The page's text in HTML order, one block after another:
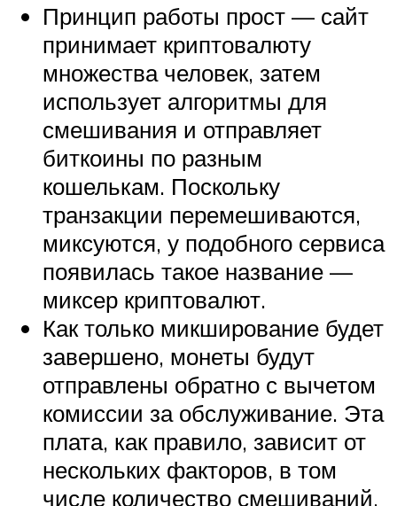
Принцип работы прост — сайт
принимает криптовалюту
множества человек, затем
использует алгоритмы для
смешивания и отправляет
биткоины по разным
кошелькам. Поскольку
транзакции перемешиваются,
миксуются, у подобного сервиса
появилась такое название —
миксер криптовалют.
Как только микширование будет
завершено, монеты будут
отправлены обратно с вычетом
комиссии за обслуживание. Эта
плата, как правило, зависит от
нескольких факторов, в том
числе количество смешиваний,